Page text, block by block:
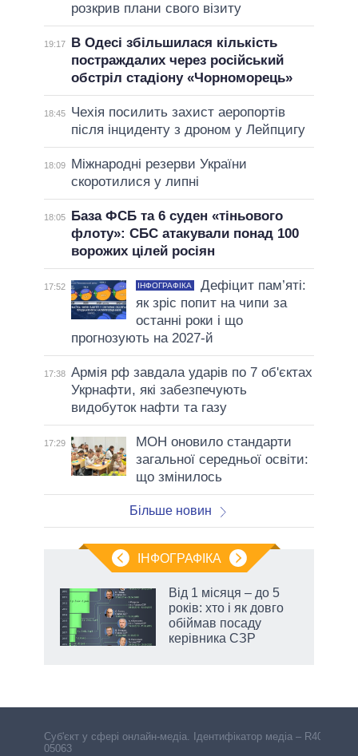
розкрив плани свого візиту
19:17
В Одесі збільшилася кількість
постраждалих через російський
обстріл стадіону «Чорноморець»
18:45
Чехія посилить захист аеропортів
після інциденту з дроном у Лейпцигу
18:09
Міжнародні резерви України
скоротилися у липні
18:05
База ФСБ та 6 суден «тіньового
флоту»: СБС атакували понад 100
ворожих цілей росіян
17:52 ІНФОГРАФІКА
Дефіцит пам’яті:
як зріс попит на чипи за
останні роки і що
прогнозують на 2027-й
17:38 Армія рф завдала ударів по 7 об'єктах
Укрнафти, які забезпечують
видобуток нафти та газу
17:29
МОН оновило стандарти
загальної середньої освіти:
що змінилось
Більше новин
ІНФОГРАФІКА
Від 1 місяця – до 5
років: хто і як довго
обіймав посаду
керівника СЗР
Cуб'єкт у сфері онлайн-медіа. Ідентифікатор медіа – R40-
05063